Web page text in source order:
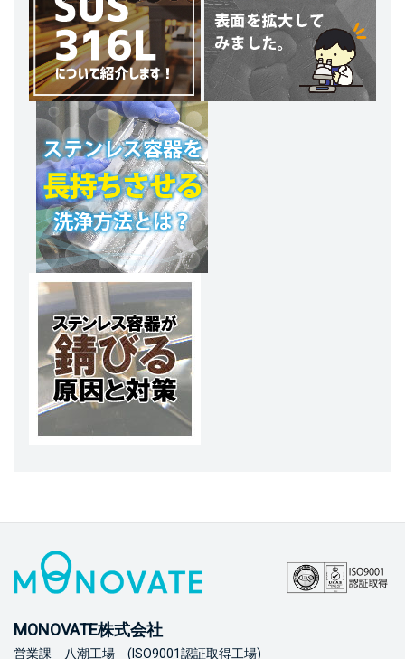
MONOVATE株式会社
営業課 八潮工場 (ISO9001認証取得工場)